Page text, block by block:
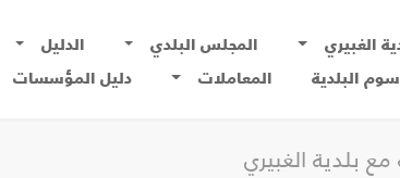
الغبيري المجلس البلدي الدليل
البلدية
المعاملات دليل المؤسسات
بلدية الغبيري